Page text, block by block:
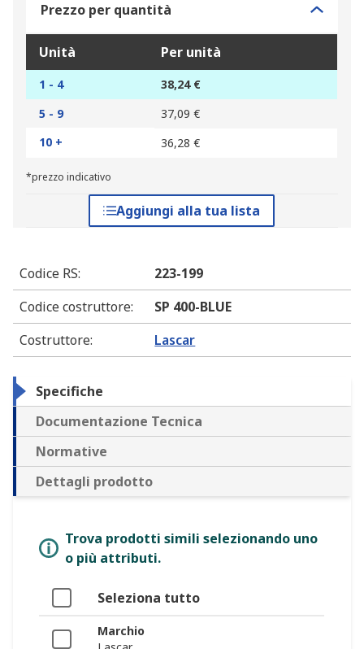
Prezzo per quantità
Unità Per unità
1 - 4
38,24 €
5 - 9
37,09 €
10 +
36,28 €
*prezzo indicativo
Aggiungi alla tua lista
Codice RS:
223-199
Codice costruttore:
SP 400-BLUE
Costruttore: Lascar
Specifiche
Documentazione Tecnica
Normative
Dettagli prodotto
Trova prodotti simili selezionando uno
o più attributi.
Seleziona tutto
Marchio